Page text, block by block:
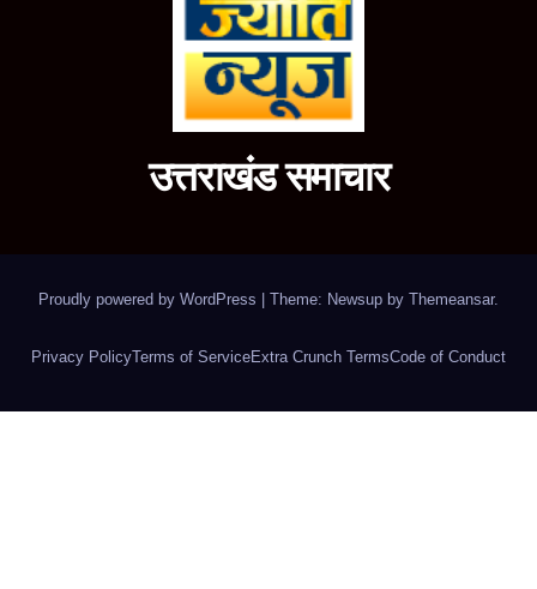
उत्तराखंड समाचार
Proudly powered by WordPress Theme: Newsup by Themeansar.
Privacy PolicyTerms of ServiceExtra Crunch TermsCode of Conduct